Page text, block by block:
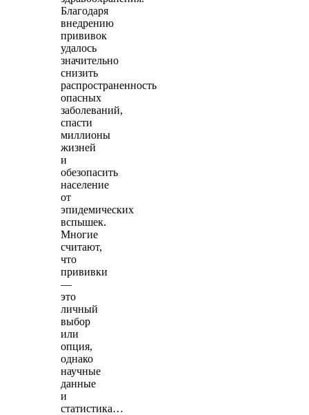
Благодаря
внедрению
прививок
удалось
значительно
снизить
распространенность
опасных
заболеваний,
спасти
миллионы
жизней
и
обезопасить
население
от
эпидемических
вспышек.
Многие
считают,
что
прививки
—
это
личный
выбор
или
опция,
однако
научные
данные
и
статистика…